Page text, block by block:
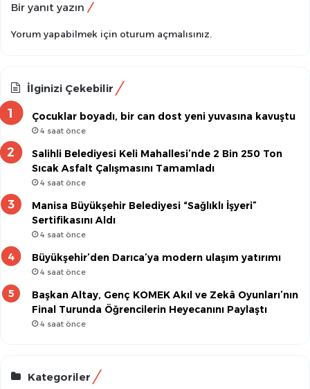
Bir yanıt yazın
Yorum yapabilmek için oturum açmalısınız
İlginizi Çekebilir
Çocuklar boyadı, bir can dost yeni yuvasına kavuştu
4 saat önce
Salihli Belediyesi Keli Mahallesi’nde 2 Bin 250 Ton
Sıcak Asfalt Çalışmasını Tamamladı
4 saat önce
Manisa Büyükşehir Belediyesi “Sağlıklı İşyeri”
Sertifikasını Aldı
4 saat önce
Büyükşehir’den Darıca’ya modern ulaşım yatırımı
4 saat önce
Başkan Altay, Genç KOMEK Akıl ve Zekâ Oyunları’nın
Final Turunda Öğrencilerin Heyecanını Paylaştı
4 saat önce
Kategoriler